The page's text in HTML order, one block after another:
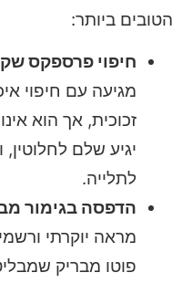
הטובים ביותר:
חיפוי פרספקס
מגיעה עם חיפוי
זכוכית, אך הוא
יגיע שלם
לתלייה.
הדפסה בגימור
מראה יוקרתי
פוטו מבריק